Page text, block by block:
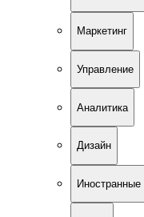
Маркетинг
Управление
Аналитика
Дизайн
Иностранные